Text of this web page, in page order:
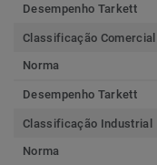
Desempenho Tarkett
Classificação Comercial
Norma
Desempenho Tarkett
Classificação Industrial
Norma